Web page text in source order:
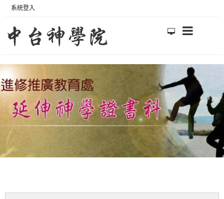
系統登入